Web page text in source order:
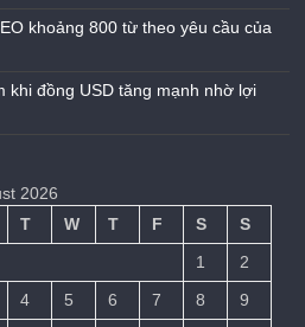
khoảng 800 từ theo yêu cầu của
khi đồng USD tăng mạnh nhờ lợi
2026
T W T F S
S
1
2
4 5 6 7 8
9